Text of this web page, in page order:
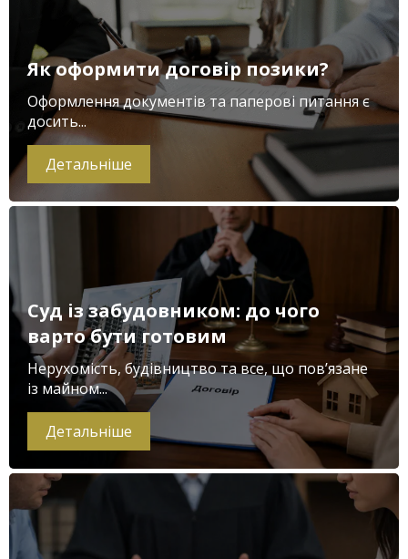
Як оформити договір позики?
Оформлення документів та паперові питання є
досить...
Детальніше
Суд із забудовником: до чого
варто бути готовим
Нерухомість, будівництво та все, що пов’язане
із майном...
Детальніше